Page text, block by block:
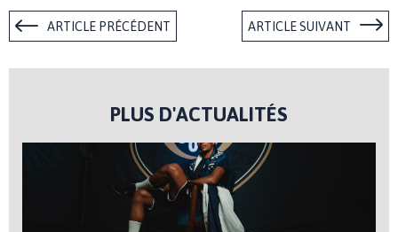
ARTICLE PRÉCÉDENT ARTICLE SUIVANT
PLUS D'ACTUALITÉS